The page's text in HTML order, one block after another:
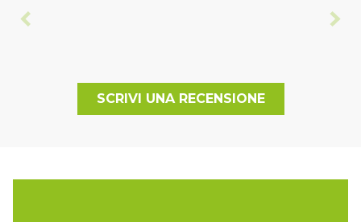
SCRIVI UNA RECENSIONE